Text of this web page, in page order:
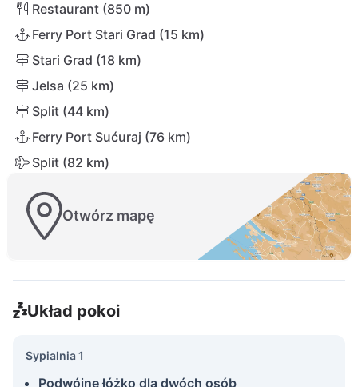
Restaurant (850 m)
Ferry Port Stari Grad (15 km)
Stari Grad (18 km)
Jelsa (25 km)
Split (44 km)
Ferry Port Sućuraj (76 km)
Split (82 km)
Otwórz mapę
Układ pokoi
Sypialnia 1
Podwójne łóżko dla dwóch osób